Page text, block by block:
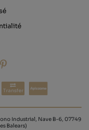
Transfer
Industrial, Nave B-6, 07749
Balears)